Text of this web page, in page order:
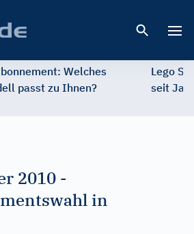
Welches
passt zu Ihnen?
Lego
seit
2010 -
in